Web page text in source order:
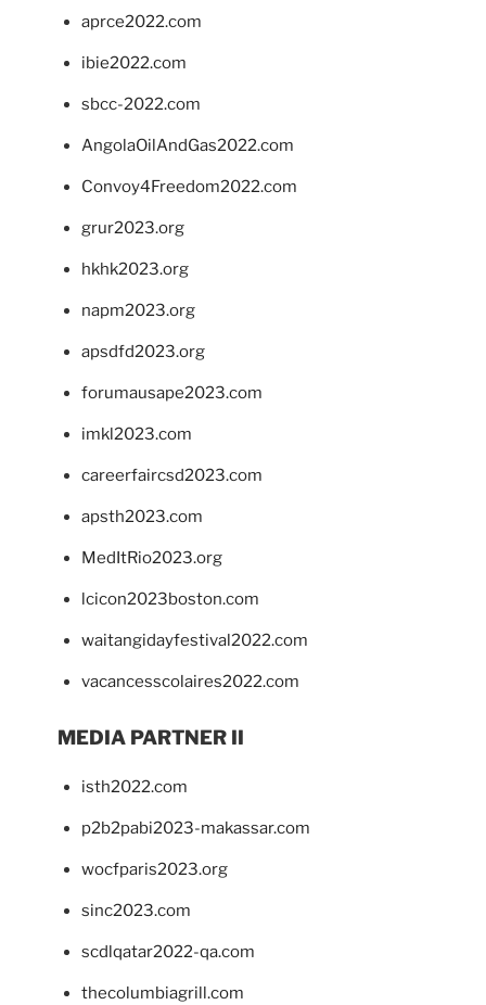
aprce2022.com
ibie2022.com
sbcc-2022.com
AngolaOilAndGas2022.com
Convoy4Freedom2022.com
grur2023.org
hkhk2023.org
napm2023.org
apsdfd2023.org
forumausape2023.com
imkl2023.com
careerfaircsd2023.com
apsth2023.com
MedItRio2023.org
lcicon2023boston.com
waitangidayfestival2022.com
vacancesscolaires2022.com
MEDIA PARTNER II
isth2022.com
p2b2pabi2023-makassar.com
wocfparis2023.org
sinc2023.com
scdlqatar2022-qa.com
thecolumbiagrill.com